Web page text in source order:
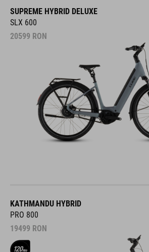
SUPREME HYBRID DELUXE
SLX 600
20599 RON
KATHMANDU HYBRID
PRO 800
19499 RON